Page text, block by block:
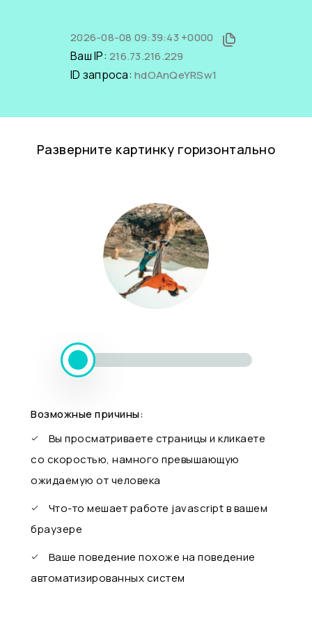
2026-08-08 09:39:43 +0000
Ваш IP: 216.73.216.229
ID запроса: hdOAnQeYRSw1
Разверните картинку горизонтально
Возможные причины:
Вы просматриваете страницы и кликаете
со скоростью, намного превышающую
ожидаемую от человека
Что-то мешает работе javascript в вашем
браузере
Ваше поведение похоже на поведение
автоматизированных систем